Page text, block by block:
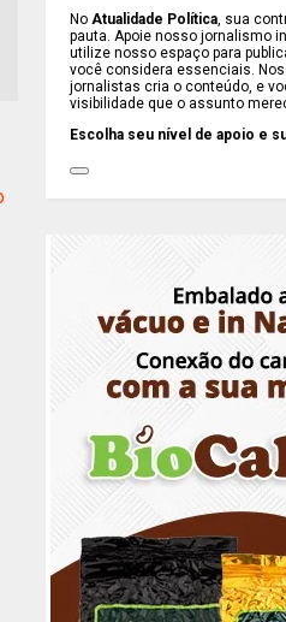
NoAtualidade Política, sua
pauta. Apoie nosso jornalismo
utilize nosso espaço para
você considera essenciais.
jornalistas cria o conteúdo, e
visibilidade que o assunto
Escolha seu nível de apoio e